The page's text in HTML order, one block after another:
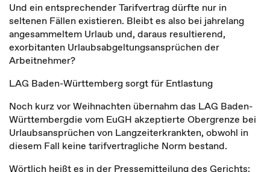
Und ein entsprechender Tarifvertrag dürfte nur in
seltenen Fällen existieren. Bleibt es also bei jahrelang
angesammeltem Urlaub und, daraus resultierend,
exorbitanten Urlaubsabgeltungsansprüchen der
Arbeitnehmer?
LAG Baden-Württemberg sorgt für Entlastung
Noch kurz vor Weihnachten übernahm das LAG Baden-
Württembergdie vom EuGH akzeptierte Obergrenze bei
Urlaubsansprüchen von Langzeiterkrankten, obwohl in
diesem Fall keine tarifvertragliche Norm bestand.
Wörtlich heißt es in der Pressemitteilung des Gerichts: